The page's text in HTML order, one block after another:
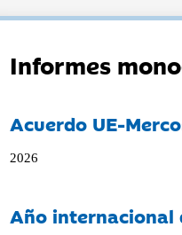
Informes
Acuerdo UE-
2026
Año